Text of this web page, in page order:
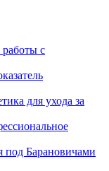
с
для ухода за
под Барановичами